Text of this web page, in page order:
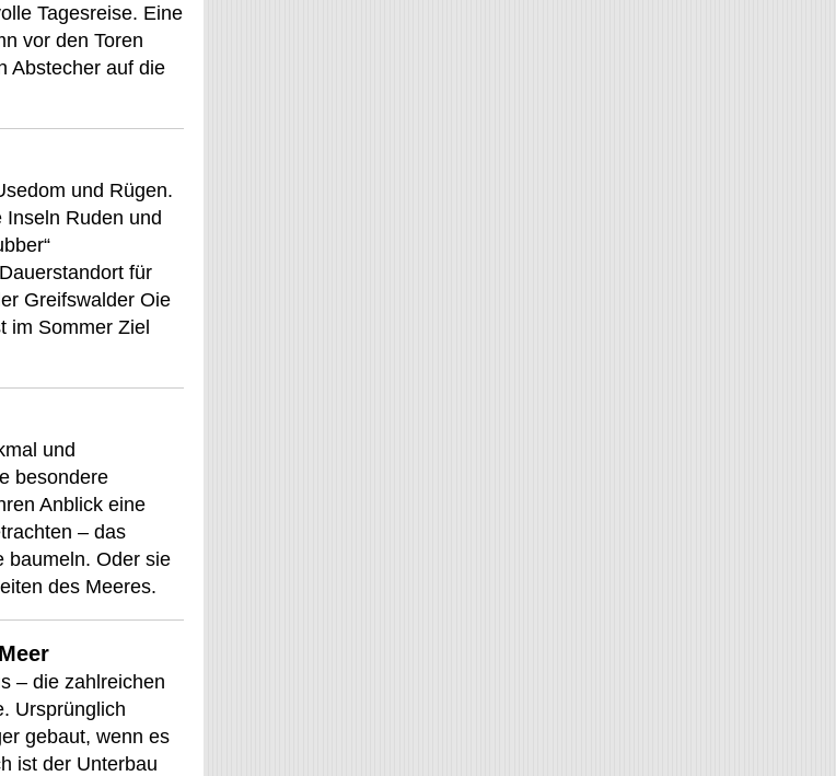
Tagesreise. Eine
vor den Toren
Abstecher auf die
und Rügen.
Ruden und
für
Greifswalder Oie
im Sommer Ziel
und
besondere
Anblick eine
– das
baumeln. Oder sie
des Meeres.
– die zahlreichen
Ursprünglich
gebaut, wenn es
ist der Unterbau